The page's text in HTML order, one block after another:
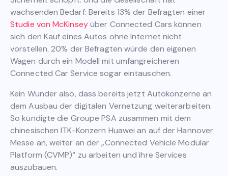
wachsenden Bedarf: Bereits 13% der Befragten einer
Studie von McKinseyüber Connected Cars können
sich den Kauf eines Autos ohne Internet nicht
vorstellen. 20% der Befragten würde den eigenen
Wagen durch ein Modell mit umfangreicheren
Connected Car Service sogar eintauschen.
Kein Wunder also, dass bereits jetzt Autokonzerne an
dem Ausbau der digitalen Vernetzung weiterarbeiten.
So kündigte die Groupe PSA zusammen mit dem
chinesischen ITK-Konzern Huawei an auf der Hannover
Messe an, weiter an der „Connected Vehicle Modular
Platform (CVMP)“ zu arbeiten und ihre Services
auszubauen.